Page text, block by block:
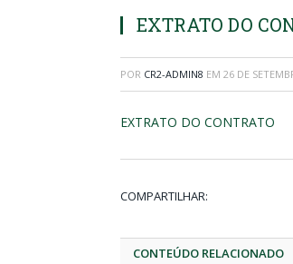
EXTRATO DO
POR CR2-ADMIN8 EM 26 DE
EXTRATO DO CONTRATO
COMPARTILHAR:
CONTEÚDO RELACIONADO